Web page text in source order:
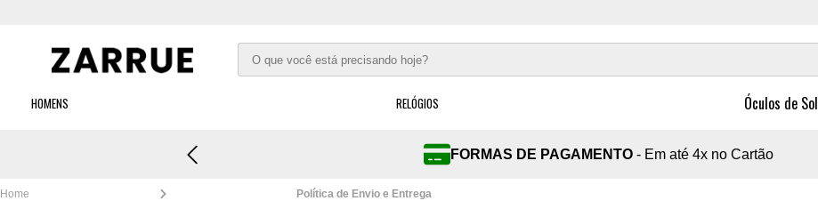
HOMENS RELÓGIOS Óculos de Sol
DEVOLUÇÕES GRATUÍTAS- 30 dias Devoluções gratuítas
Home Política de Envio e Entrega